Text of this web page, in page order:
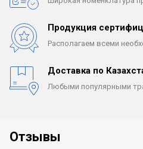
Продукция
Располагаем всеми
Доставка по
Любыми популярными
Отзывы